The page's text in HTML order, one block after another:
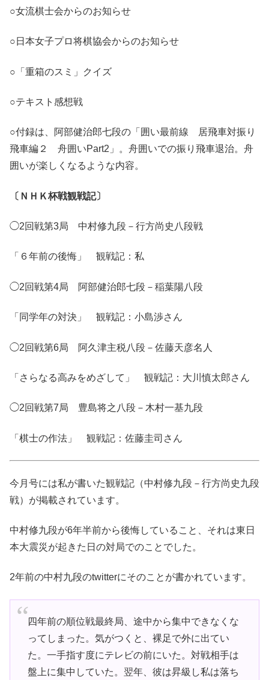
○女流棋士会からのお知らせ
○日本女子プロ将棋協会からのお知らせ
○「重箱のスミ」クイズ
○テキスト感想戦
○付録は、阿部健治郎七段の「囲い最前線 居飛車対振り
飛車編２ 舟囲いPart2」。舟囲いでの振り飛車退治。舟
囲いが楽しくなるような内容。
〔ＮＨＫ杯戦観戦記〕
◯2回戦第3局 中村修九段－行方尚史八段戦
「６年前の後悔」 観戦記：私
◯2回戦第4局 阿部健治郎七段－稲葉陽八段
「同学年の対決」 観戦記：小島渉さん
◯2回戦第6局 阿久津主税八段－佐藤天彦名人
「さらなる高みをめざして」 観戦記：大川慎太郎さん
◯2回戦第7局 豊島将之八段－木村一基九段
「棋士の作法」 観戦記：佐藤圭司さん
今月号には私が書いた観戦記（中村修九段－行方尚史九段
戦）が掲載されています。
中村修九段が6年半前から後悔していること、それは東日
本大震災が起きた日の対局でのことでした。
2年前の中村九段のtwitterにそのことが書かれています。
四年前の順位戦最終局、途中から集中できなくな
ってしまった。気がつくと、裸足で外に出てい
た。一手指す度にテレビの前にいた。対戦相手は
盤上に集中していた。翌年、彼は昇級し私は落ち